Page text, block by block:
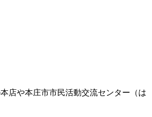
店や本庄市市民活動交流センター（は